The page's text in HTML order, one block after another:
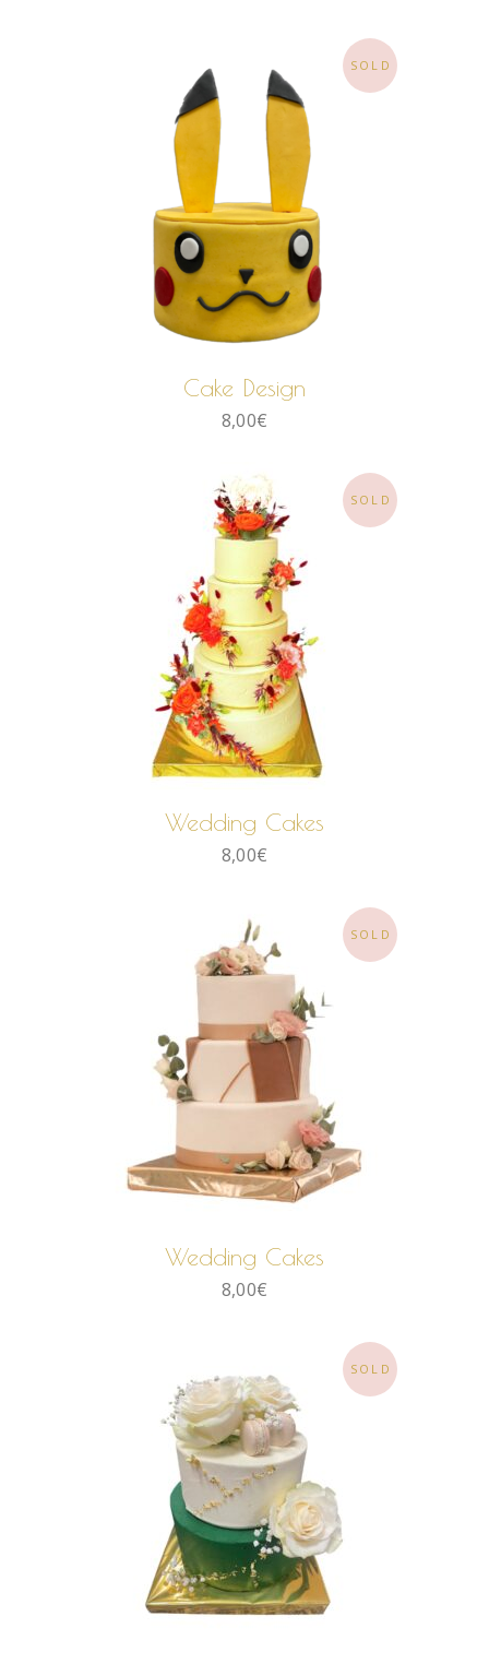
SOLD
LIRE LA SUITE
Cake Design
8,00€
SOLD
LIRE LA SUITE
Wedding Cakes
8,00€
SOLD
LIRE LA SUITE
Wedding Cakes
8,00€
SOLD